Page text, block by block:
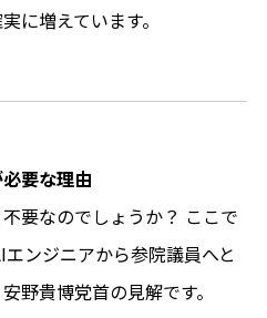
に増えています。
要な理由
要なのでしょうか？ ここで
ンジニアから参院議員へと
野貴博党首の見解です。